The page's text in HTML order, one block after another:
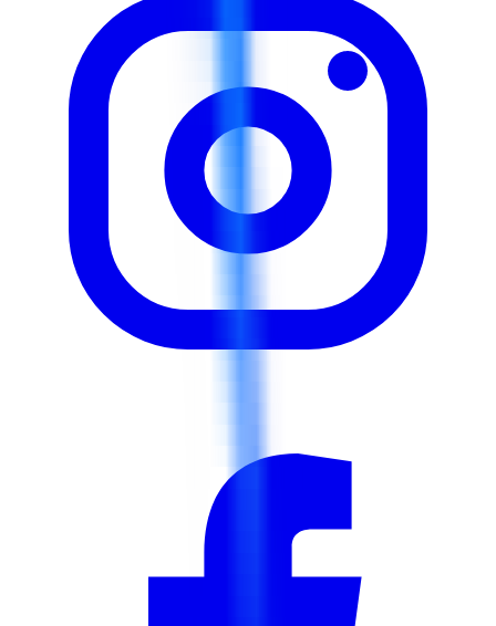
Classer les marchandises en utilisant les codes du
système harmonisé (SH) avec précision Préparer et
gérer la documentation et les déclarations douanières
Identifier et appliquer les méthodes d'évaluation
correctes à des fins douanières Mettre en œuvre des
stratégies de gestion des risques pour éviter les
pénalités douanières Tirer parti des accords de libre-
échange et des mesures d'incitation douanières.